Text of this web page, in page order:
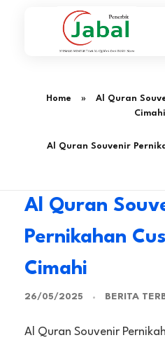
Home »
Al Quran
Cimahi
Al Quran Souvenir
Al Quran
Pernikahan
Cimahi
26/05/2025 BERITA
Al Quran Souvenir